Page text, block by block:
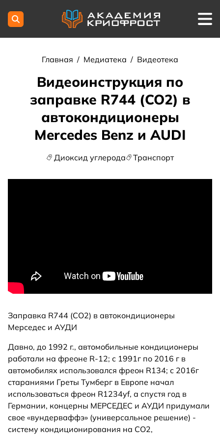
Главная / Медиатека / Видеотека
Видеоинструкция по
заправке R744 (CO2) в
автокондиционеры
Mercedes Benz и AUDI
Диоксид углерода Транспорт
Заправка R744 (CO2) в автокондиционеры
Мерседес и АУДИ
Давно, до 1992 г., автомобильные кондиционеры
работали на фреоне R-12; с 1991г по 2016 г в
автомобилях использовался фреон R134; с 2016г
стараниями Греты Тумберг в Европе начал
использоваться фреон R1234yf, а спустя год в
Германии, концерны МЕРСЕДЕС и АУДИ придумали
свое «вундерваффэ» (универсальное решение) -
систему кондиционирования на СО2,